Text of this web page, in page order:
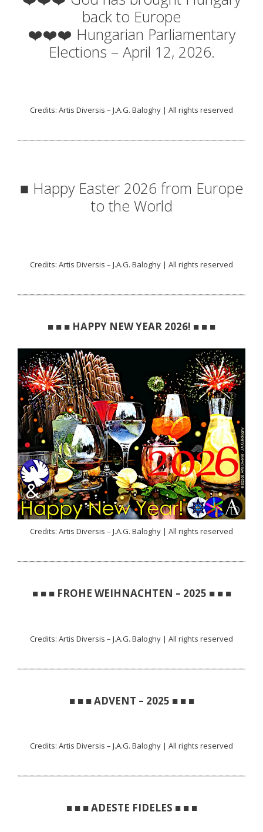
back to Europe
❤️❤️❤️ Hungarian Parliamentary
Elections – April 12, 2026.
Credits: Artis Diversis – J.A.G. Baloghy | All rights reserved
■ Happy Easter 2026 from Europe
to the World
Credits: Artis Diversis – J.A.G. Baloghy | All rights reserved
■ ■ ■ HAPPY NEW YEAR 2026! ■ ■ ■
Credits: Artis Diversis – J.A.G. Baloghy | All rights reserved
■ ■ ■ FROHE WEIHNACHTEN – 2025 ■ ■ ■
Credits: Artis Diversis – J.A.G. Baloghy | All rights reserved
■ ■ ■ ADVENT – 2025 ■ ■ ■
Credits: Artis Diversis – J.A.G. Baloghy | All rights reserved
■ ■ ■ ADESTE FIDELES ■ ■ ■